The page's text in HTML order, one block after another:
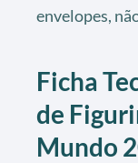
envelopes,
Ficha
de
Mundo